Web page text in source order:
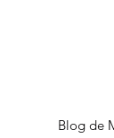
Blog de